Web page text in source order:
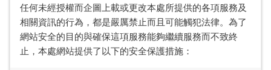
任何未經授權而企圖上載或更改本處所提供的各項服務及
相關資訊的行為，都是嚴厲禁止而且可能觸犯法律。為了
網站安全的目的與確保這項服務能夠繼續服務而不致終
止，本處網站提供了以下的安全保護措施：